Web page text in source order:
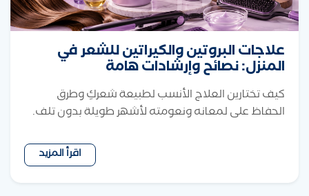
علاجات البروتين والكيراتين للشعر في
المنزل: نصائح وإرشادات هامة
كيف تختارين العلاج الأنسب لطبيعة شعركِ وطرق
الحفاظ على لمعانه ونعومته لأشهر طويلة بدون تلف.
اقرأ المزيد